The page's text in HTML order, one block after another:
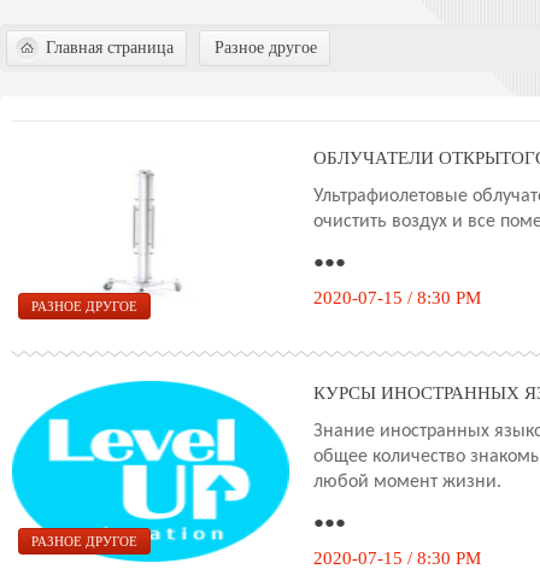
Главная страница Разное другое
РАЗНОЕ ДРУГОЕ
ОБЛУЧАТЕЛИ
Ультрафиолетовые
очистить воздух и все
●●●
2020-07-15 / 8:30 PM
РАЗНОЕ ДРУГОЕ
КУРСЫ ИНОСТРАННЫХ
Знание иностранных
общее количество
любой момент жизни.
●●●
2020-07-15 / 8:30 PM